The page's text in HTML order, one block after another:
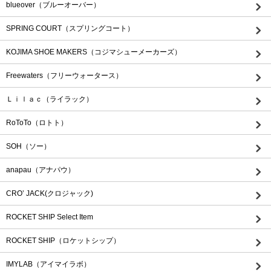
blueover（ブルーオーバー）
SPRING COURT（スプリングコート）
KOJIMA SHOE MAKERS（コジマシューメーカーズ）
Freewaters（フリーウォータース）
Ｌｉｌａｃ（ライラック）
RoToTo（ロトト）
SOH（ソー）
anapau（アナパウ）
CRO’ JACK(クロジャック)
ROCKET SHIP Select Item
ROCKET SHIP（ロケットシップ）
IMYLAB（アイマイラボ）